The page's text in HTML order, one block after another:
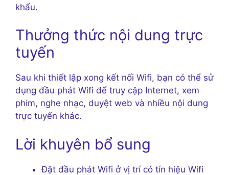
khẩu.
Thưởng thức nội dung trực
tuyến
Sau khi thiết lập xong kết nối Wifi, bạn có thể sử
dụng đầu phát Wifi để truy cập Internet, xem
phim, nghe nhạc, duyệt web và nhiều nội dung
trực tuyến khác.
Lời khuyên bổ sung
Đặt đầu phát Wifi ở vị trí có tín hiệu Wifi